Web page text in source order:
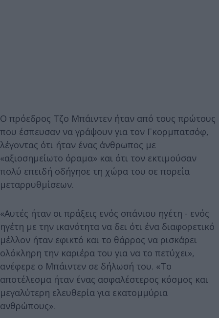
Ο πρόεδρος Τζο Μπάιντεν ήταν από τους πρώτους
που έσπευσαν να γράψουν για τον Γκορμπατσόφ,
λέγοντας ότι ήταν ένας άνθρωπος με
«αξιοσημείωτο όραμα» και ότι τον εκτιμούσαν
πολύ επειδή οδήγησε τη χώρα του σε πορεία
μεταρρυθμίσεων.
«Αυτές ήταν οι πράξεις ενός σπάνιου ηγέτη - ενός
ηγέτη με την ικανότητα να δει ότι ένα διαφορετικό
μέλλον ήταν εφικτό και το θάρρος να ρισκάρει
ολόκληρη την καριέρα του για να το πετύχει»,
ανέφερε ο Μπάιντεν σε δήλωσή του. «Το
αποτέλεσμα ήταν ένας ασφαλέστερος κόσμος και
μεγαλύτερη ελευθερία για εκατομμύρια
ανθρώπους».